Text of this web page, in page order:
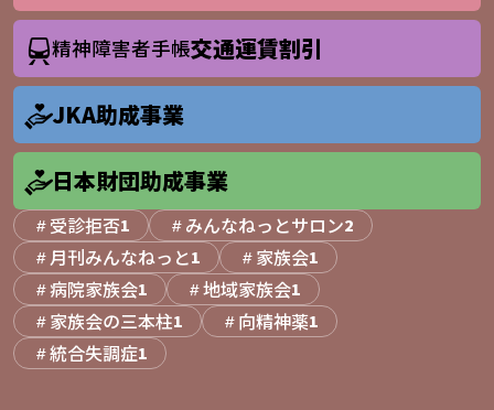
精神障害者手帳交通運賃割引
JKA助成事業
日本財団助成事業
受診拒否1 みんなねっとサロン2
月刊みんなねっと1 家族会1
病院家族会1 地域家族会1
家族会の三本柱1 向精神薬1
統合失調症1